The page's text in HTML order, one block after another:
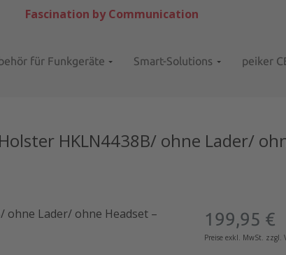
Fascination by Communication
für Funkgeräte Smart-Solutions peiker
HKLN4438B/ ohne Lader/
Regulärer Preis:
199,95 €
Preise exkl. MwSt. zzgl.